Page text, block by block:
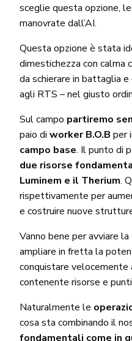
sceglie questa opzione,
manovrate dall’AI.
Questa opzione è stata
dimestichezza con calma
da schierare in battaglia
agli RTS – nel giusto
Sul campo partiremo
paio di worker B.O.B per
campo base. Il punto di
due risorse
Luminem e il Therium.
rispettivamente per
e costruire nuove
Vanno bene per avviare
ampliare in fretta la
conquistare
contenente risorse e
Naturalmente le
cosa sta combinando il
fondamentali come in